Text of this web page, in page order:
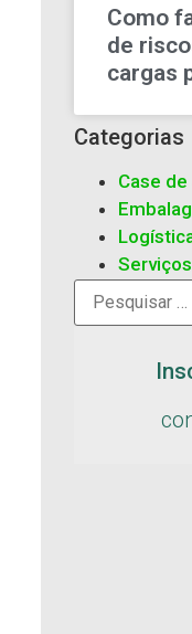
Como
de
cargas
Categorias
Case